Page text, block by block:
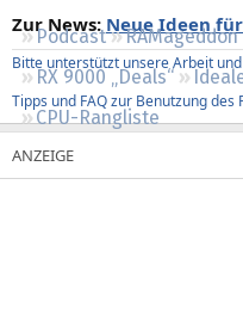
Podcast RAMageddon
RX 9000 „Deals“
CPU-Rangliste
Zur News: Neue Ideen
Bitte unterstützt unsere Arbeit
Tipps und FAQ zur Benutzung des